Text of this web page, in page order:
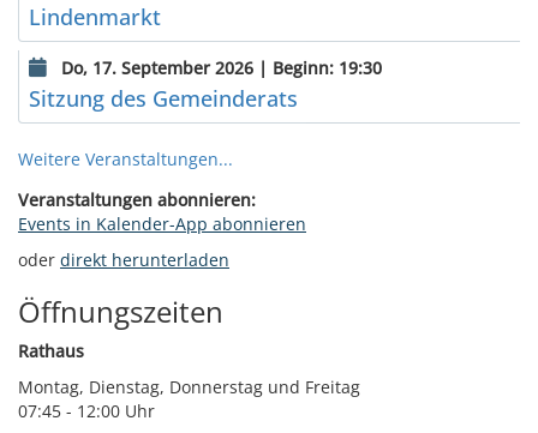
Lindenmarkt
Do, 17. September 2026 | Beginn: 19:30
Sitzung des Gemeinderats
Weitere Veranstaltungen...
Veranstaltungen abonnieren:
Events in Kalender-App abonnieren
oder direkt herunterladen
Öffnungszeiten
Rathaus
Montag, Dienstag, Donnerstag und Freitag
07:45 - 12:00 Uhr